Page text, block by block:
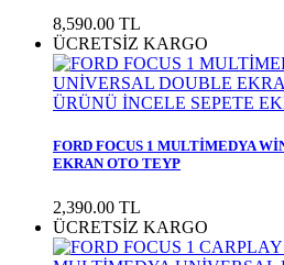
8,590.00 TL
ÜCRETSİZ KARGO
ÜRÜNÜ İNCELE SEPETE
FORD FOCUS 1 MULTİMEDYA
EKRAN OTO TEYP
2,390.00 TL
ÜCRETSİZ KARGO